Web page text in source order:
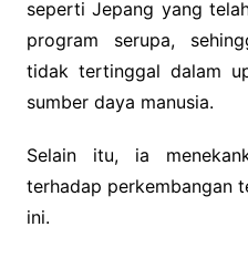
seperti Jepang yang
program serupa,
tidak tertinggal dalam
sumber daya manusia.
Selain itu, ia
terhadap perkembangan
ini.